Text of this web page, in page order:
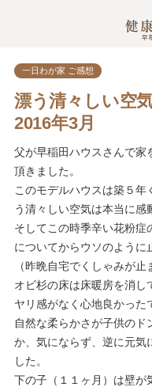
一日わが家 ご感想
漂う清々しい空
2016年3月
父が早稲田ハウスさんで家
頂きました。
このモデルハウスは築５年
う清々しい空気は本当に感
そしてこの時季辛い花粉症
についてからウソのように
（昨晩自宅でくしゃみが
オビ杉の床は床暖房を消し
ヤリ感がなく心地良かった
自然な柔らかさが子供の
か、気にならず、逆に元気
した。
下の子（１１ヶ月）は壁が